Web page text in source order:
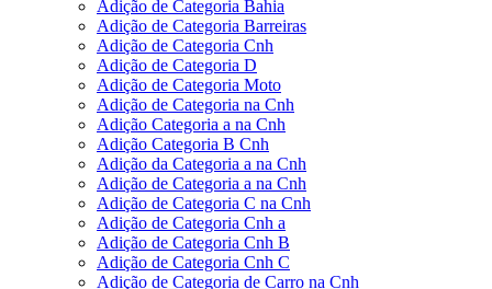
Adição de Categoria Bahia
Adição de Categoria Barreiras
Adição de Categoria Cnh
Adição de Categoria D
Adição de Categoria Moto
Adição de Categoria na Cnh
Adição Categoria a na Cnh
Adição Categoria B Cnh
Adição da Categoria a na Cnh
Adição de Categoria a na Cnh
Adição de Categoria C na Cnh
Adição de Categoria Cnh a
Adição de Categoria Cnh B
Adição de Categoria Cnh C
Adição de Categoria de Carro na Cnh